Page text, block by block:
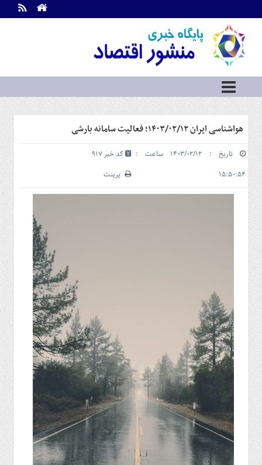
اطلاعات
تماس
ما
درباره
ما
سرویس
ها
بازار
سرمایه
و
بورس
و
شهری
گاز
و
پتروشیمی
صنعت
و
خودرو
استارت
آپ
و
فن
آوری
،
بیمه
و
هواشناسی ایران ۱۴۰۳/۰۲/۱۲؛ فعالیت سامانه بارشی
تاریخ : ۱۴۰۳/۰۲/۱۲ ساعت :
۱۵:۵۰:۵۴
کد خبر 917
پرینت